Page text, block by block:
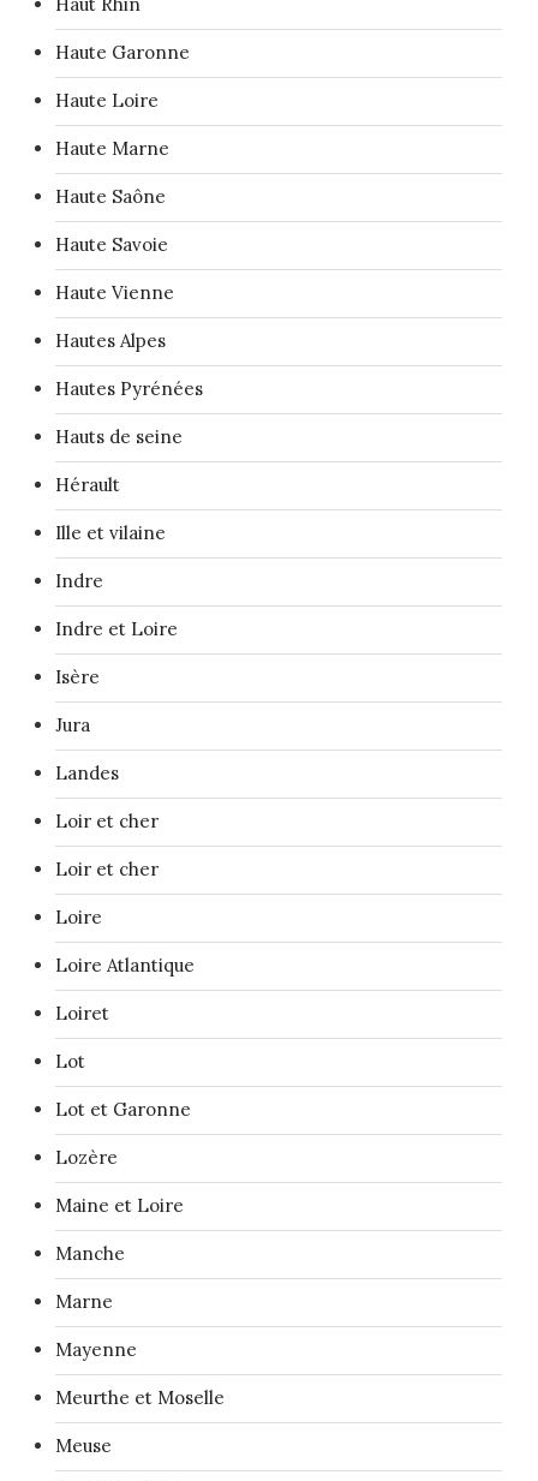
Haut Rhin
Haute Garonne
Haute Loire
Haute Marne
Haute Saône
Haute Savoie
Haute Vienne
Hautes Alpes
Hautes Pyrénées
Hauts de seine
Hérault
Ille et vilaine
Indre
Indre et Loire
Isère
Jura
Landes
Loir et cher
Loir et cher
Loire
Loire Atlantique
Loiret
Lot
Lot et Garonne
Lozère
Maine et Loire
Manche
Marne
Mayenne
Meurthe et Moselle
Meuse